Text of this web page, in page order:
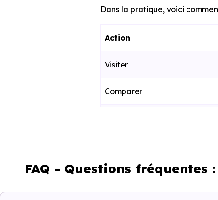
Dans la pratique, voici
Action
Visiter
Comparer
Emménager
FAQ - Questions